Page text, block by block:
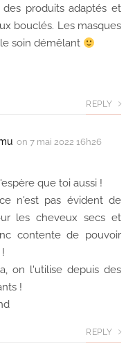
produits adaptés et
bouclés. Les masques
soin démêlant
REPLY
on 7 mai 2022 16h26
que toi aussi !
n'est pas évident de
les cheveux secs et
contente de pouvoir
on l'utilise depuis des
!
REPLY